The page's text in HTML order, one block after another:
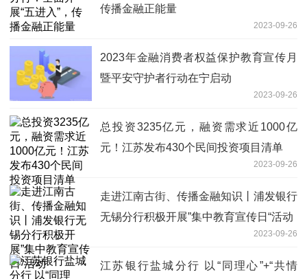
传播金融正能量
2023-09-26
2023年金融消费者权益保护教育宣传月
暨平安守护者行动在宁启动
2023-09-26
总投资3235亿元，融资需求近1000亿
元！江苏发布430个民间投资项目清单
2023-09-26
走进江南古街、传播金融知识丨浦发银行
无锡分行积极开展”集中教育宣传日“活动
2023-09-26
江苏银行盐城分行 以“同理心”+“共情